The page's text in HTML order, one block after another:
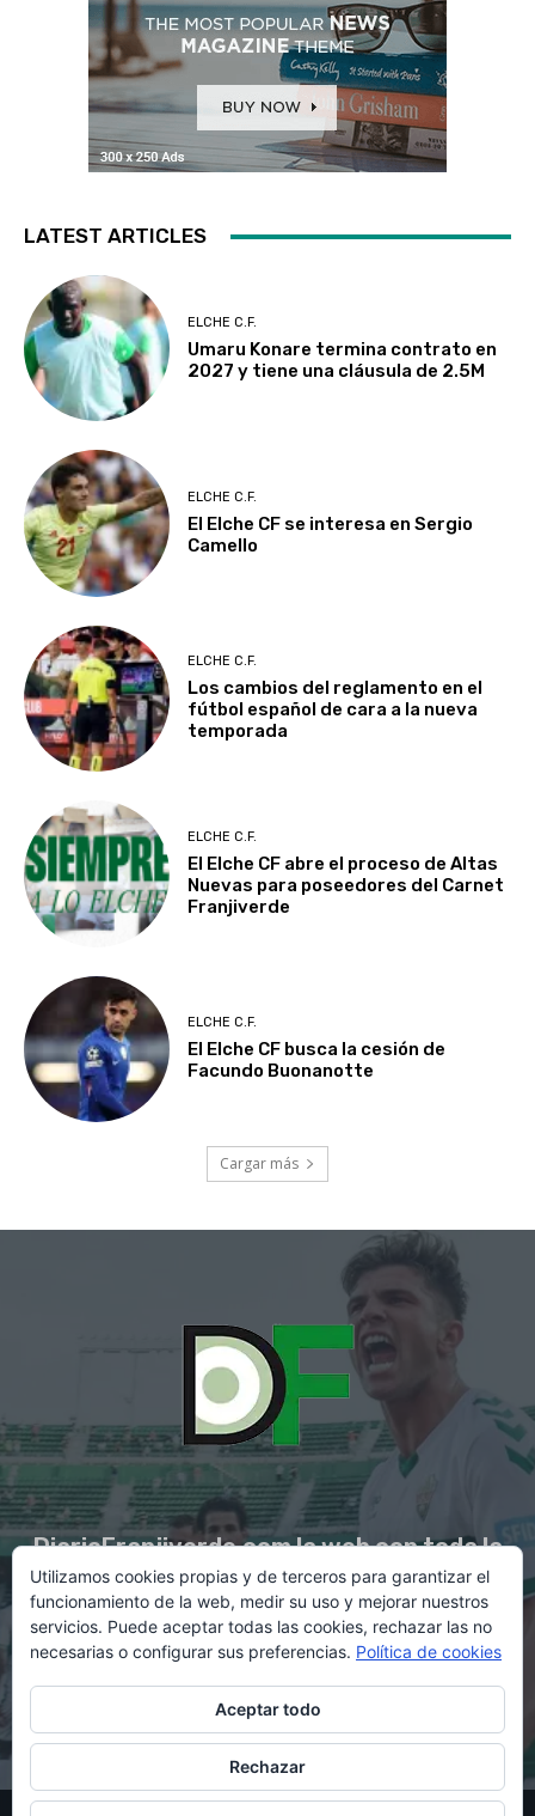
LATEST ARTICLES
ELCHE C.F.
Umaru Konare termina contrato en
2027 y tiene una cláusula de 2.5M
ELCHE C.F.
El Elche CF se interesa en Sergio
Camello
ELCHE C.F.
Los cambios del reglamento en el
fútbol español de cara a la nueva
temporada
ELCHE C.F.
El Elche CF abre el proceso de Altas
Nuevas para poseedores del Carnet
Franjiverde
ELCHE C.F.
El Elche CF busca la cesión de
Facundo Buonanotte
Cargar más
DiarioFranjiverde.com la web con toda la
información del Elche C.F.
Contacto en:diario@franjiverde.com
© Copyright 2021 - Gestión y diseño por Rubén Maestre
Utilizamos cookies propias y de terceros para garantizar el
funcionamiento de la web, medir su uso y mejorar nuestros
servicios. Puede aceptar todas las cookies, rechazar las no
necesarias o configurar sus preferencias. Política de cookies
Aceptar todo
Rechazar